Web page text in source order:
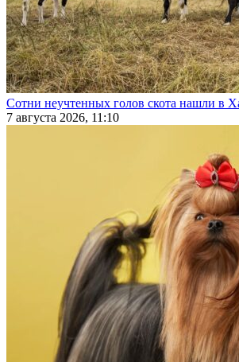
Сотни неучтенных голов скота нашли в
7 августа 2026, 11:10